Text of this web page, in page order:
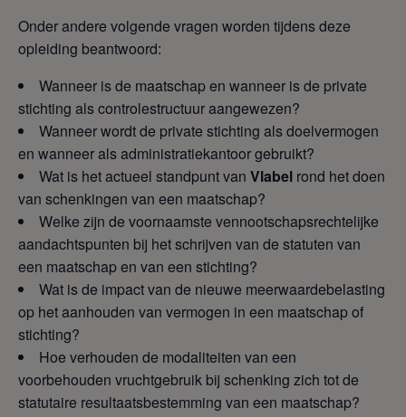
Onder andere volgende vragen worden tijdens deze
opleiding beantwoord:
Wanneer is de maatschap en wanneer is de private
stichting als controlestructuur aangewezen?
Wanneer wordt de private stichting als doelvermogen
en wanneer als administratiekantoor gebruikt?
Wat is het actueel standpunt van Vlabel rond het doen
van schenkingen van een maatschap?
Welke zijn de voornaamste vennootschapsrechtelijke
aandachtspunten bij het schrijven van de statuten van
een maatschap en van een stichting?
Wat is de impact van de nieuwe meerwaardebelasting
op het aanhouden van vermogen in een maatschap of
stichting?
Hoe verhouden de modaliteiten van een
voorbehouden vruchtgebruik bij schenking zich tot de
statutaire resultaatsbestemming van een maatschap?